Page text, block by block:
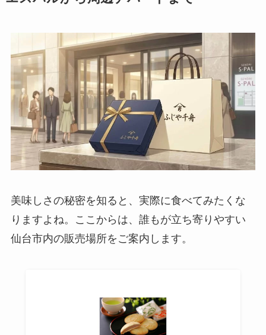
美味しさの秘密を知ると、実際に食べてみたくな
りますよね。ここからは、誰もが立ち寄りやすい
仙台市内の販売場所をご案内します。